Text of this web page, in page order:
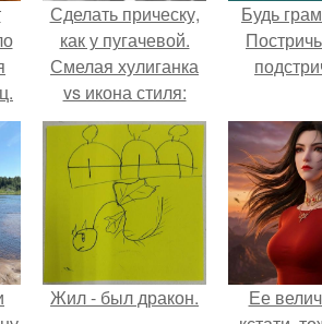
Сделать прическу,
как у пугачевой.
Смелая хулиганка
vs икона стиля:
Какой была Алла
Пугачева в разные
годы.
Будь
Жил - был дракон.
Ее